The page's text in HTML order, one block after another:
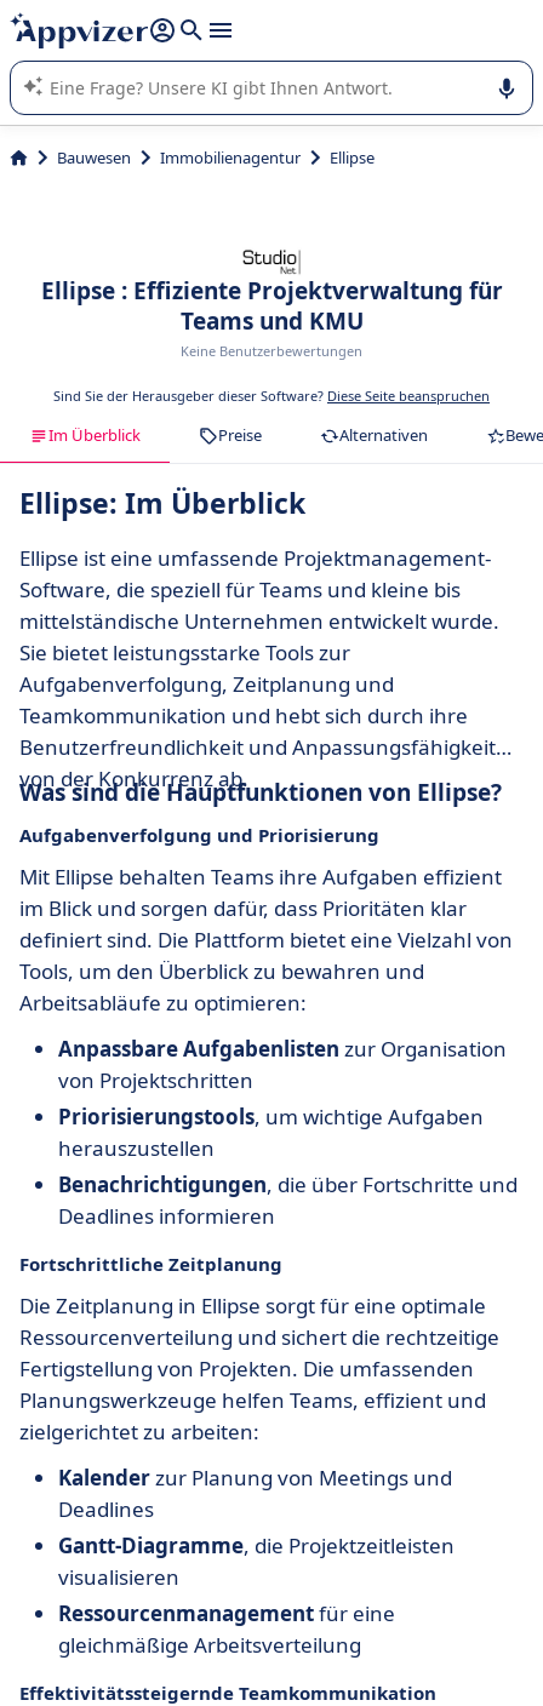
beantworten (mehrere Zeilen mit
Die KI von Appvizer führt Sie bei der Nutzung oder Auswahl
von SaaS-Software in Unternehmen.
Bauwesen Immobilienagentur Ellipse
Ellipse : Effiziente Projektverwaltung für
Teams und KMU
Keine Benutzerbewertungen
Sind Sie der Herausgeber dieser Software? Diese Seite beanspruchen
Im Überblick Preise Alternativen
Ellipse: Im Überblick
Ellipse ist eine umfassende Projektmanagement-
Software, die speziell für Teams und kleine bis
mittelständische Unternehmen entwickelt wurde.
Sie bietet leistungsstarke Tools zur
Aufgabenverfolgung, Zeitplanung und
Teamkommunikation und hebt sich durch ihre
Benutzerfreundlichkeit und Anpassungsfähigkeit
von der Konkurrenz ab.
Was sind die Hauptfunktionen von Ellipse?
Aufgabenverfolgung und Priorisierung
Mit Ellipse behalten Teams ihre Aufgaben effizient
im Blick und sorgen dafür, dass Prioritäten klar
definiert sind. Die Plattform bietet eine Vielzahl von
Tools, um den Überblick zu bewahren und
Arbeitsabläufe zu optimieren:
Anpassbare Aufgabenlisten zur Organisation
von Projektschritten
Priorisierungstools, um wichtige Aufgaben
herauszustellen
Benachrichtigungen, die über Fortschritte und
Deadlines informieren
Fortschrittliche Zeitplanung
Die Zeitplanung in Ellipse sorgt für eine optimale
Ressourcenverteilung und sichert die rechtzeitige
Fertigstellung von Projekten. Die umfassenden
Planungswerkzeuge helfen Teams, effizient und
zielgerichtet zu arbeiten:
Kalenderzur Planung von Meetings und
Deadlines
Gantt-Diagramme, die Projektzeitleisten
visualisieren
Ressourcenmanagementfür eine
gleichmäßige Arbeitsverteilung
Effektivitätssteigernde Teamkommunikation